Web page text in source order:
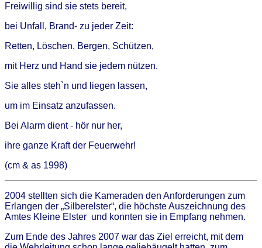
Freiwillig sind sie stets bereit,
bei Unfall, Brand- zu jeder Zeit:
Retten, Löschen, Bergen, Schützen,
mit Herz und Hand sie jedem nützen.
Sie alles steh`n und liegen lassen,
um im Einsatz anzufassen.
Bei Alarm dient - hör nur her,
ihre ganze Kraft der Feuerwehr!
(cm & as 1998)
2004 stellten sich die Kameraden den Anforderungen zum
Erlangen der „Silberelster“, die höchste Auszeichnung des
Amtes Kleine Elster und konnten sie in Empfang nehmen.
Zum Ende des Jahres 2007 war das Ziel erreicht, mit dem